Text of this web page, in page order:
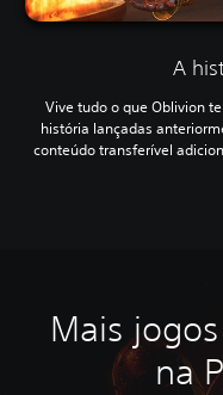
A
Vive tudo o que Oblivion
história lançadas
conteúdo transferível
Mais
na